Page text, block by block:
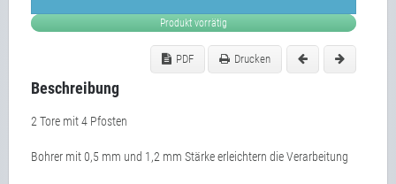
Produkt vorrätig
PDF Drucken
Beschreibung
2 Tore mit 4 Pfosten
Bohrer mit 0,5 mm und 1,2 mm Stärke erleichtern die Verarbeitung